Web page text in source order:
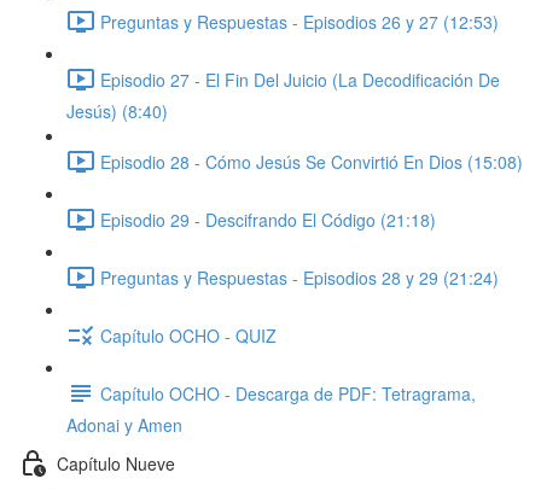
Preguntas y Respuestas - Episodios 26 y 27 (12:53)
Episodio 27 - El Fin Del Juicio (La Decodificación De
Jesús) (8:40)
Episodio 28 - Cómo Jesús Se Convirtió En Dios (15:08)
Episodio 29 - Descifrando El Código (21:18)
Preguntas y Respuestas - Episodios 28 y 29 (21:24)
Capítulo OCHO - QUIZ
Capítulo OCHO - Descarga de PDF: Tetragrama,
Adonai y Amen
Capítulo Nueve